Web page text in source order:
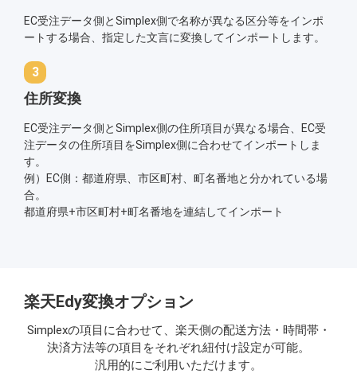
EC受注データ側とSimplex側で名称が異なる区分等をインポ
ートする場合、指定した文言に変換してインポートします。
住所変換
EC受注データ側とSimplex側の住所項目が異なる場合、EC受
注データの住所項目をSimplex側に合わせてインポートしま
す。
例）EC側：都道府県、市区町村、町名番地と分かれている場
合。
都道府県+市区町村+町名番地を連結してインポート
楽天Edy変換オプション
Simplexの項目に合わせて、楽天側の配送方法・時間帯・
決済方法等の項目をそれぞれ紐付け設定が可能。
汎用的にご利用いただけます。